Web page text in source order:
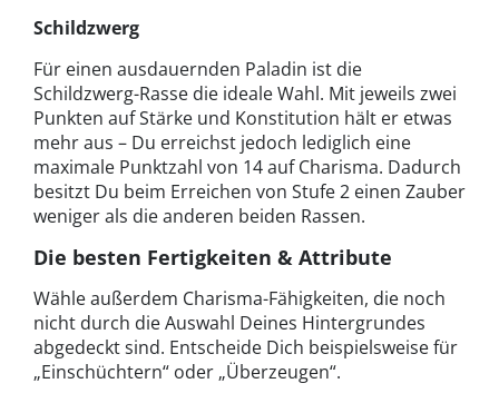
Schildzwerg
Für einen ausdauernden Paladin ist die
Schildzwerg-Rasse die ideale Wahl. Mit jeweils zwei
Punkten auf Stärke und Konstitution hält er etwas
mehr aus – Du erreichst jedoch lediglich eine
maximale Punktzahl von 14 auf Charisma. Dadurch
besitzt Du beim Erreichen von Stufe 2 einen Zauber
weniger als die anderen beiden Rassen.
Die besten Fertigkeiten & Attribute
Wähle außerdem Charisma-Fähigkeiten, die noch
nicht durch die Auswahl Deines Hintergrundes
abgedeckt sind. Entscheide Dich beispielsweise für
„Einschüchtern“ oder „Überzeugen“.